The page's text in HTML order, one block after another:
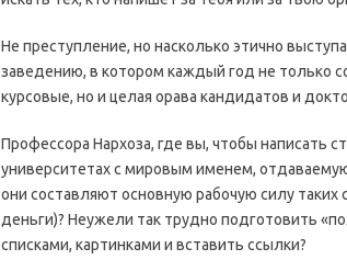
Не преступление, но насколько этично
заведению, в котором каждый год не только
курсовые, но и целая орава кандидатов и
Профессора Нархоза, где вы, чтобы написать
университетах с мировым именем,
они составляют основную рабочую силу
деньги)? Неужели так трудно подготовить
списками, картинками и вставить ссылки?